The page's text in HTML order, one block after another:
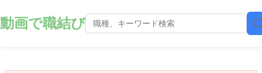
動画で職結び